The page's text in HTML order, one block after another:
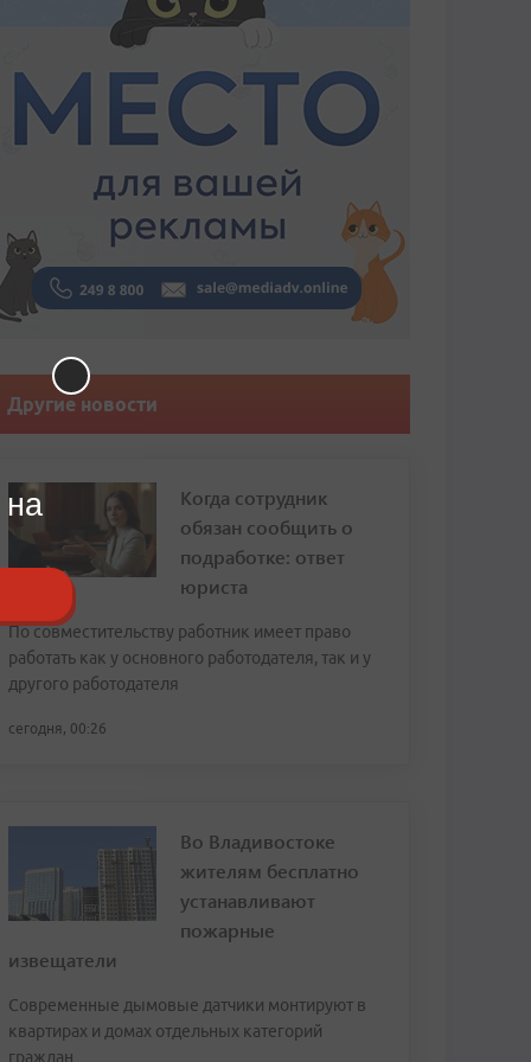
Другие новости
Когда сотрудник
обязан сообщить о
подработке: ответ
юриста
По совместительству работник имеет право
работать как у основного работодателя, так и у
другого работодателя
сегодня, 00:26
Во Владивостоке
жителям бесплатно
устанавливают
пожарные
извещатели
Современные дымовые датчики монтируют в
квартирах и домах отдельных категорий
граждан